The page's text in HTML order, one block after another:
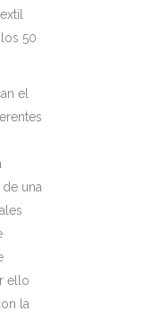
50
el
una
ello
la